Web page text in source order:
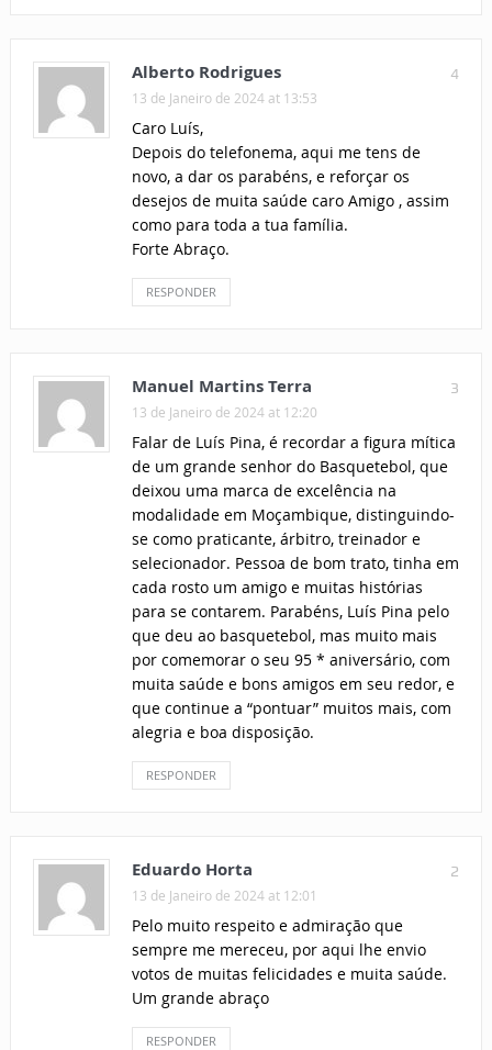
4
Alberto Rodrigues
13 de Janeiro de 2024 at 13:53
Caro Luís,
Depois do telefonema, aqui me tens de
novo, a dar os parabéns, e reforçar os
desejos de muita saúde caro Amigo , assim
como para toda a tua família.
Forte Abraço.
RESPONDER
3
Manuel Martins Terra
13 de Janeiro de 2024 at 12:20
Falar de Luís Pina, é recordar a figura mítica
de um grande senhor do Basquetebol, que
deixou uma marca de excelência na
modalidade em Moçambique, distinguindo-
se como praticante, árbitro, treinador e
selecionador. Pessoa de bom trato, tinha em
cada rosto um amigo e muitas histórias
para se contarem. Parabéns, Luís Pina pelo
que deu ao basquetebol, mas muito mais
por comemorar o seu 95 * aniversário, com
muita saúde e bons amigos em seu redor, e
que continue a “pontuar” muitos mais, com
alegria e boa disposição.
RESPONDER
2
Eduardo Horta
13 de Janeiro de 2024 at 12:01
Pelo muito respeito e admiração que
sempre me mereceu, por aqui lhe envio
votos de muitas felicidades e muita saúde.
Um grande abraço
RESPONDER